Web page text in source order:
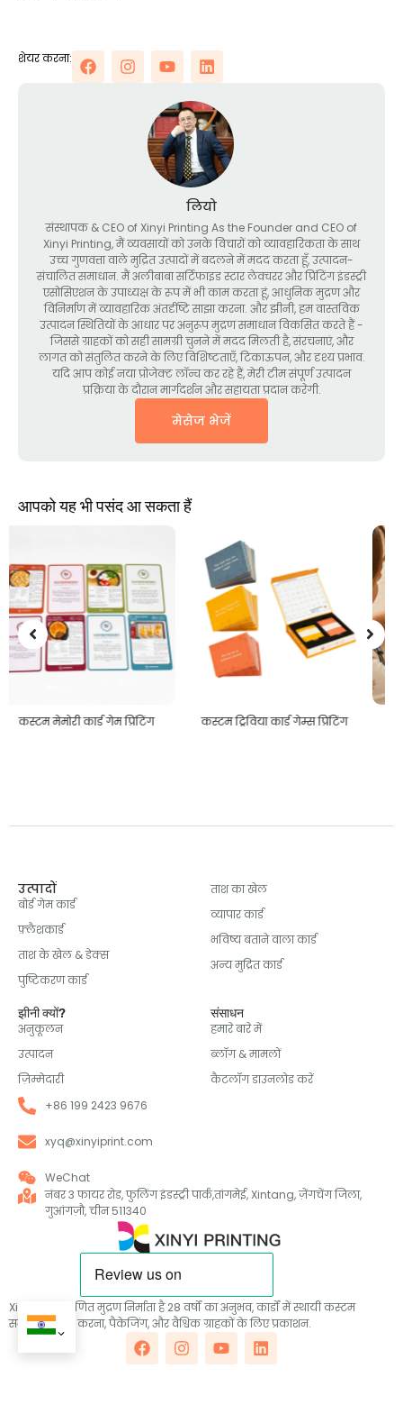
शेयर करना:
लियो
संस्थापक & CEO of Xinyi Printing As the Founder and CEO of
Xinyi Printing, मैं व्यवसायों को उनके विचारों को व्यावहारिकता के साथ
उच्च गुणवत्ता वाले मुद्रित उत्पादों में बदलने में मदद करता हूँ, उत्पादन-
संचालित समाधान. मैं अलीबाबा सर्टिफाइड स्टार लेक्चरर और प्रिंटिंग इंडस्ट्री
एसोसिएशन के उपाध्यक्ष के रूप में भी काम करता हूं, आधुनिक मुद्रण और
विनिर्माण में व्यावहारिक अंतर्दृष्टि साझा करना. और झीनी, हम वास्तविक
उत्पादन स्थितियों के आधार पर अनुरूप मुद्रण समाधान विकसित करते हैं -
जिससे ग्राहकों को सही सामग्री चुनने में मदद मिलती है, संरचनाएं, और
लागत को संतुलित करने के लिए विशिष्टताएँ, टिकाऊपन, और दृश्य प्रभाव.
यदि आप कोई नया प्रोजेक्ट लॉन्च कर रहे हैं, मेरी टीम संपूर्ण उत्पादन
प्रक्रिया के दौरान मार्गदर्शन और सहायता प्रदान करेगी.
मेसेज भेजें
आपको यह भी पसंद आ सकता हैं
कस्टम ट्रिविया कार्ड गेम्स प्रिंटिंग कस्टम आरा पहेलियाँ
Xinyi एक प्रमाणित मुद्रण निर्माता है 28 वर्षों का अनुभव, कार्डों में स्थायी कस्टम
समाधान प्रदान करना, पैकेजिंग, और वैश्विक ग्राहकों के लिए प्रकाशन.
उत्पादों
बोर्ड गेम कार्ड
फ़्लैशकार्ड
ताश के खेल & डेक्स
पुष्टिकरण कार्ड
ताश का खेल
व्यापार कार्ड
भविष्य बताने वाला कार्ड
अन्य मुद्रित कार्ड
झीनी क्यों?
अनुकूलन
उत्पादन
ज़िम्मेदारी
संसाधन
हमारे बारे में
ब्लॉग & मामलों
कैटलॉग डाउनलोड करें
+86 199 2423 9676
xyq@xinyiprint.com
WeChat
नंबर 3 फायर रोड, फुलिंग इंडस्ट्री पार्क,तांगमेई, Xintang, ज़ेंगचेंग जिला,
गुआंगज़ौ, चीन 511340